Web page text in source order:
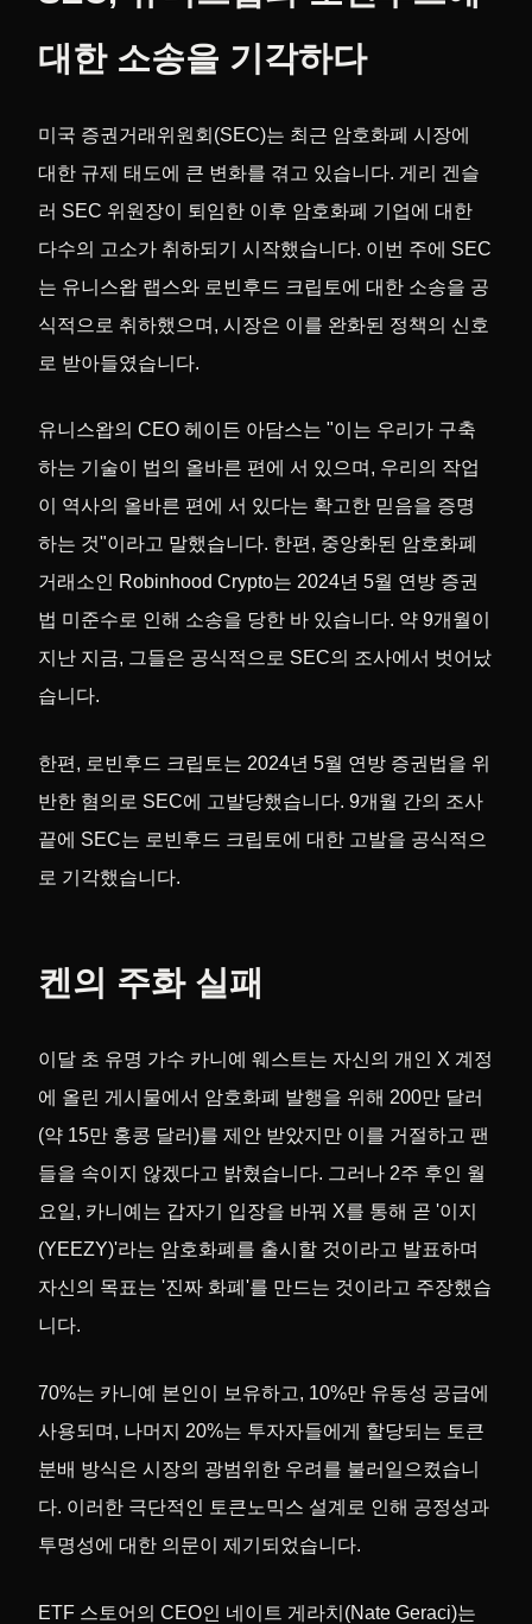
대한 소송을 기각하다
미국 증권거래위원회(SEC)는 최근 암호화폐 시장에
대한 규제 태도에 큰 변화를 겪고 있습니다. 게리 겐슬
러 SEC 위원장이 퇴임한 이후 암호화폐 기업에 대한
다수의 고소가 취하되기 시작했습니다. 이번 주에 SEC
는 유니스왑 랩스와 로빈후드 크립토에 대한 소송을 공
식적으로 취하했으며, 시장은 이를 완화된 정책의 신호
로 받아들였습니다.
유니스왑의 CEO 헤이든 아담스는 "이는 우리가 구축
하는 기술이 법의 올바른 편에 서 있으며, 우리의 작업
이 역사의 올바른 편에 서 있다는 확고한 믿음을 증명
하는 것"이라고 말했습니다. 한편, 중앙화된 암호화폐
거래소인 Robinhood Crypto는 2024년 5월 연방 증권
법 미준수로 인해 소송을 당한 바 있습니다. 약 9개월이
지난 지금, 그들은 공식적으로 SEC의 조사에서 벗어났
습니다.
한편, 로빈후드 크립토는 2024년 5월 연방 증권법을 위
반한 혐의로 SEC에 고발당했습니다. 9개월 간의 조사
끝에 SEC는 로빈후드 크립토에 대한 고발을 공식적으
로 기각했습니다.
켄의 주화 실패
이달 초 유명 가수 카니예 웨스트는 자신의 개인 X 계정
에 올린 게시물에서 암호화폐 발행을 위해 200만 달러
(약 15만 홍콩 달러)를 제안 받았지만 이를 거절하고 팬
들을 속이지 않겠다고 밝혔습니다. 그러나 2주 후인 월
요일, 카니예는 갑자기 입장을 바꿔 X를 통해 곧 '이지
(YEEZY)'라는 암호화폐를 출시할 것이라고 발표하며
자신의 목표는 '진짜 화폐'를 만드는 것이라고 주장했습
니다.
70%는 카니예 본인이 보유하고, 10%만 유동성 공급에
사용되며, 나머지 20%는 투자자들에게 할당되는 토큰
분배 방식은 시장의 광범위한 우려를 불러일으켰습니
다. 이러한 극단적인 토큰노믹스 설계로 인해 공정성과
투명성에 대한 의문이 제기되었습니다.
ETF 스토어의 CEO인 네이트 게라치(Nate Geraci)는